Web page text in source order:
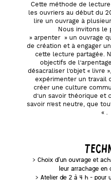
Cette méthode de
les ouvriers au début du
lire un ouvrage à
Nous invitons le
» arpenter » un ouvrage
de création et à engager
cette lecture partagée.
objectifs de
désacraliser l’objet « livre
expérimenter un travail
créer une culture
d’un savoir théorique et
savoir n’est neutre, que
« .
> Choix d’un ouvrage et
leur arrachage en
> Atelier de 2 à 4 h – pour